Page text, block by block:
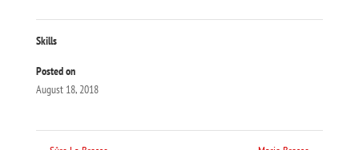
Skills
Posted on
August 18, 2018